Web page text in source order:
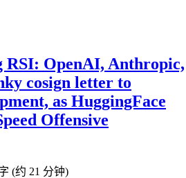
RSI: OpenAI, Anthropic,
cosign letter to
as HuggingFace
Offensive
(约 21 分钟)